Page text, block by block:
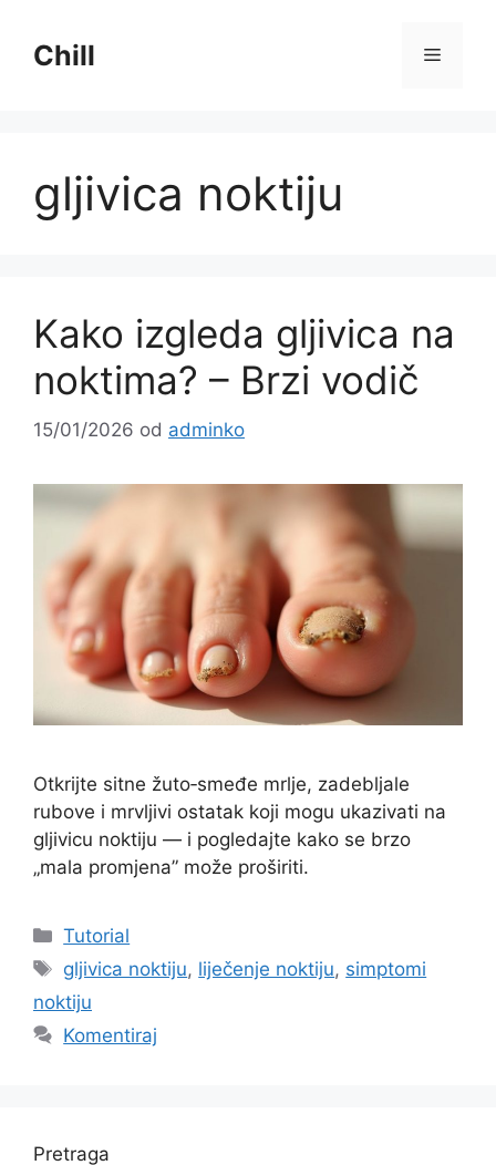
sadržajChill
gljivica noktiju
Kako izgleda gljivica na
noktima? – Brzi vodič
15/01/2026 od adminko
Otkrijte sitne žuto‑smeđe mrlje, zadebljale
rubove i mrvljivi ostatak koji mogu ukazivati na
gljivicu noktiju — i pogledajte kako se brzo
„mala promjena” može proširiti.
Kategorije
Tutorial
Oznake
gljivica noktiju, liječenje noktiju, simptomi
noktiju
Komentiraj
Pretraga